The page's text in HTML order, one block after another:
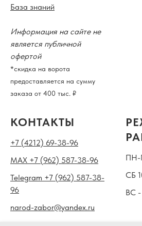
База знаний
Информация на сайте не
является публичной
офертой
*скидка на ворота
предоставляется на сумму
заказа от 400 тыс. ₽
КОНТАКТЫ
+7 (4212) 69-38-96
MAX +7 (962) 587-38-96
Telegram +7 (962) 587-38-
96
narod-zabor@yandex.ru
ПН-
СБ
ВС -